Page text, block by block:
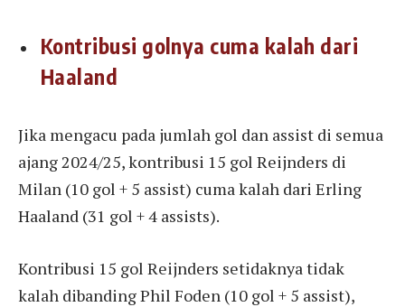
Kontribusi golnya cuma kalah dari
Haaland
Jika mengacu pada jumlah gol dan assist di semua
ajang 2024/25, kontribusi 15 gol Reijnders di
Milan (10 gol + 5 assist) cuma kalah dari Erling
Haaland (31 gol + 4 assists).
Kontribusi 15 gol Reijnders setidaknya tidak
kalah dibanding Phil Foden (10 gol + 5 assist),